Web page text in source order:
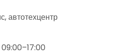
автотехцентр